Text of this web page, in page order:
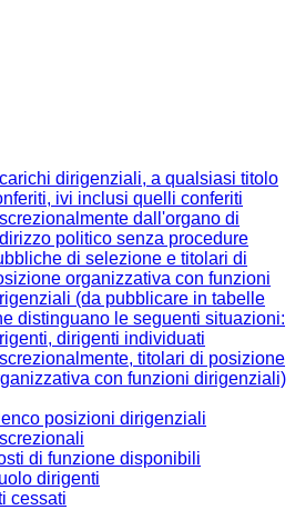
dirigenziali, a qualsiasi titolo
ivi inclusi quelli conferiti
dall'organo di
politico senza procedure
di selezione e titolari di
organizzativa con funzioni
(da pubblicare in tabelle
distinguano le seguenti situazioni:
dirigenti individuati
titolari di posizione
con funzioni dirigenziali)
posizioni dirigenziali
di funzione disponibili
dirigenti
cessati